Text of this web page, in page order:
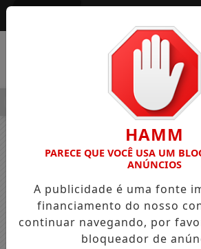
OSVALDO PEDRO DOS
HAMM
PARECE QUE VOCÊ USA UM
ANÚNCIOS
A publicidade é uma fonte
financiamento do nosso
continuar navegando, por
bloqueador de